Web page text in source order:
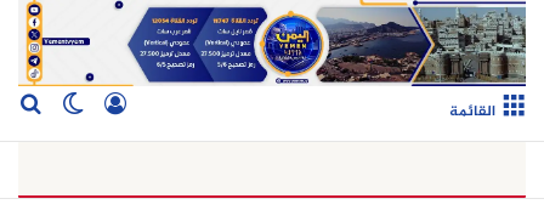
تسجيل القائمة